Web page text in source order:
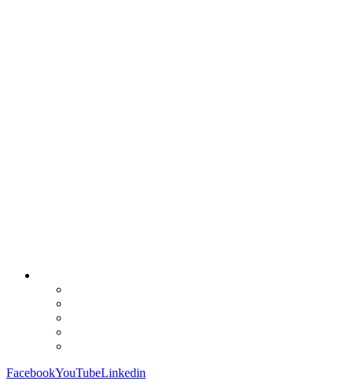
FacebookYouTubeLinkedin